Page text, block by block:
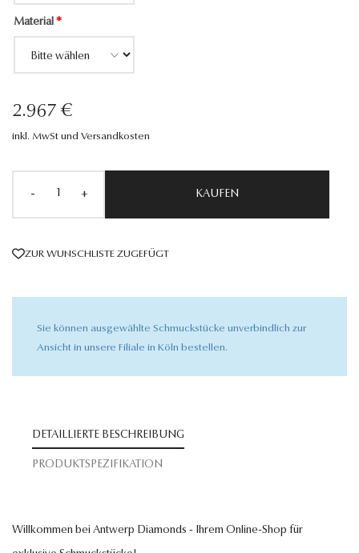
Material *
2.967 €
inkl. MwSt und Versandkosten
- + KAUFEN
ZUR WUNSCHLISTE ZUGEFÜGT
Sie können ausgewählte Schmuckstücke unverbindlich zur
Ansicht in unsere Filiale in Köln bestellen.
DETAILLIERTE BESCHREIBUNG
PRODUKTSPEZIFIKATION
Willkommen bei Antwerp Diamonds - Ihrem Online-Shop für